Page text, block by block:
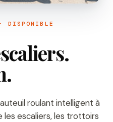
DISPONIBLE
roulant intelligent à
escaliers, les trottoirs